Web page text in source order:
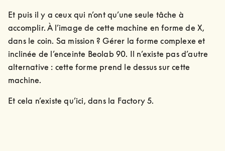
Et puis il y a ceux qui n’ont qu’une seule tâche à
accomplir. À l’image de cette machine en forme de X,
dans le coin. Sa mission ? Gérer la forme complexe et
inclinée de l’enceinte Beolab 90. Il n’existe pas d’autre
alternative : cette forme prend le dessus sur cette
machine.
Et cela n’existe qu’ici, dans la Factory 5.